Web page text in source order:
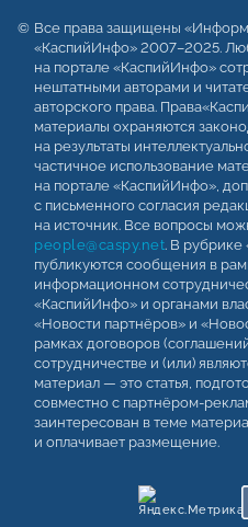
Все права защищены
«КаспийИнфо» 2007–2025.
на портале «КаспийИнфо»
нештатными авторами и
авторского права.
материалы охраняются
на результаты
частичное использование
на портале «КаспийИнфо»,
с письменного согласия
на источник. Все вопросы
people@caspy.net. В рубрике
публикуются сообщения в
информационном
«КаспийИнфо» и органами
«Новости партнёров» и
рамках договоров
сотрудничестве и (или)
материал — это статья,
совместно с партнёром-
заинтересован в теме
и оплачивает размещение.